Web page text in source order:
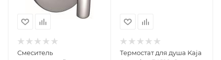
Смеситель
Термостат для душа Kaja